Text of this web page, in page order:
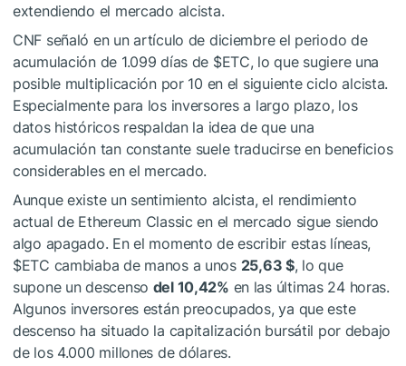
extendiendo el mercado alcista.
CNF señaló en un artículo de diciembre el periodo de
acumulación de 1.099 días de $ETC, lo que sugiere una
posible multiplicación por 10 en el siguiente ciclo alcista.
Especialmente para los inversores a largo plazo, los
datos históricos respaldan la idea de que una
acumulación tan constante suele traducirse en beneficios
considerables en el mercado.
Aunque existe un sentimiento alcista, el rendimiento
actual de Ethereum Classic en el mercado sigue siendo
algo apagado. En el momento de escribir estas líneas,
$ETC cambiaba de manos a unos 25,63 $, lo que
supone un descenso del 10,42% en las últimas 24 horas.
Algunos inversores están preocupados, ya que este
descenso ha situado la capitalización bursátil por debajo
de los 4.000 millones de dólares.